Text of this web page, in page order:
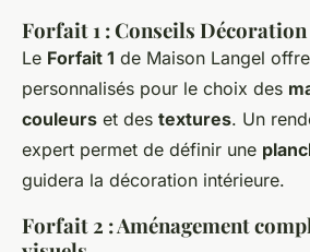
Forfait 1 : Conseils Décoration
Le Forfait 1 de Maison Langel
personnalisés pour le choix des
couleurs et des textures. Un
expert permet de définir une
guidera la décoration intérieure.
Forfait 2 : Aménagement